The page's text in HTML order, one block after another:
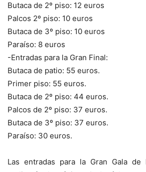
Butaca de 2º piso: 12 euros
Palcos 2º piso: 10 euros
Butaca de 3º piso: 10 euros
Paraíso: 8 euros
-Entradas para la Gran Final:
Butaca de patio: 55 euros.
Primer piso: 55 euros.
Butaca de 2º piso: 44 euros.
Palcos de 2º piso: 37 euros.
Butaca de 3º piso: 37 euros.
Paraíso: 30 euros.
Las entradas para la Gran Gala